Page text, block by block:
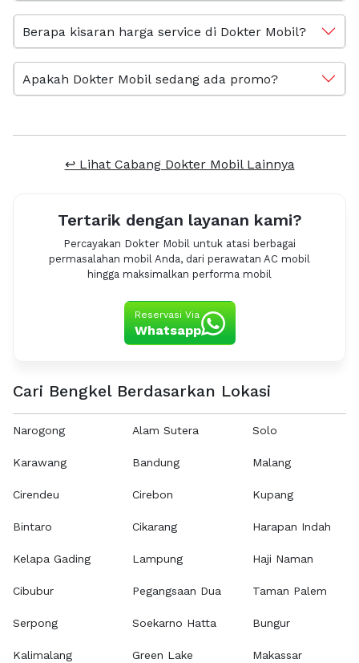
Berapa kisaran harga service di Dokter Mobil?
Apakah Dokter Mobil sedang ada promo?
↩ Lihat Cabang Dokter Mobil Lainnya
Tertarik dengan layanan kami?
Percayakan Dokter Mobil untuk atasi berbagai
permasalahan mobil Anda, dari perawatan AC mobil
hingga maksimalkan performa mobil
Reservasi Via
Whatsapp
Cari Bengkel Berdasarkan Lokasi
Narogong
Karawang
Cirendeu
Bintaro
Kelapa Gading
Cibubur
Serpong
Kalimalang
Alam Sutera
Bandung
Cirebon
Cikarang
Lampung
Pegangsaan Dua
Soekarno Hatta
Green Lake
Solo
Malang
Kupang
Harapan Indah
Haji Naman
Taman Palem
Bungur
Makassar